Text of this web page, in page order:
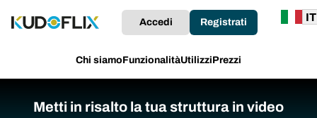
Chi siamoFunzionalitàUtilizziPrezzi
Accedi Registrati
Metti in risalto la tua struttura in video